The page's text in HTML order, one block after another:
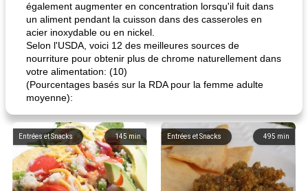
également augmenter en concentration lorsqu'il fuit dans
un aliment pendant la cuisson dans des casseroles en
acier inoxydable ou en nickel.
Selon l'USDA, voici 12 des meilleures sources de
nourriture pour obtenir plus de chrome naturellement dans
votre alimentation: (10)
(Pourcentages basés sur la RDA pour la femme adulte
moyenne):
145 min
Entrées et Snacks 495 min
Entrées et Snacks